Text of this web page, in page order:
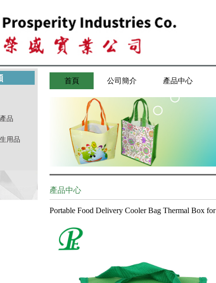
品
用品
首頁 公司簡介 產品中心
產品中心
Portable Food Delivery Cooler Bag Thermal Box for